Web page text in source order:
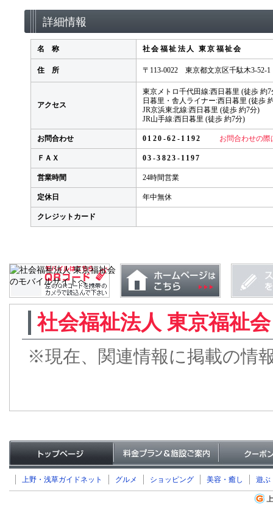
詳細情報
名 称 社会福祉法人 東京福祉会
住 所 〒113-0022 東京都文京区千駄木3-52-1
アクセス
東京メトロ千代田線:西日暮里 (徒歩 約7
日暮里・舎人ライナー:西日暮里 (徒歩
JR京浜東北線:西日暮里 (徒歩 約7分)
JR山手線:西日暮里 (徒歩 約7分)
お問合わせ 0120-62-1192 お問合わせの
ＦＡＸ 03-3823-1197
営業時間 24時間営業
定休日 年中無休
クレジットカード
社会福祉法人 東京福祉
※現在、関連情報に掲載の情
上野・浅草ガイドネット グルメ ショッピング 美容・癒し 遊ぶ